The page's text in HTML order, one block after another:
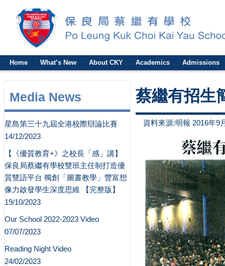
Home What’s New About CKY Academics Admissions
Media News
星島第三十九屆全港校際辯論比賽
14/12/2023
【《優質教育+》之校長「感」講】
保良局蔡繼有學校雙班主任制打造優
質雙語平台 獨創「圖書教學」豐富想
像力啟發學生深度思維 【完整版】
19/10/2023
Our School 2022-2023 Video
07/07/2023
Reading Night Video
24/02/2023
蔡繼有招生
資料來源:明報 2016年9